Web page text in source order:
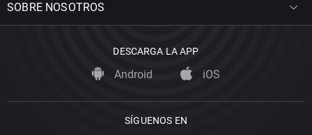
SOBRE NOSOTROS
DESCARGA LA APP
Android iOS
SÍGUENOS EN